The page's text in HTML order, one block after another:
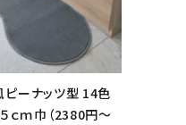
ピーナッツ型 14色
ｍ巾（2380円～